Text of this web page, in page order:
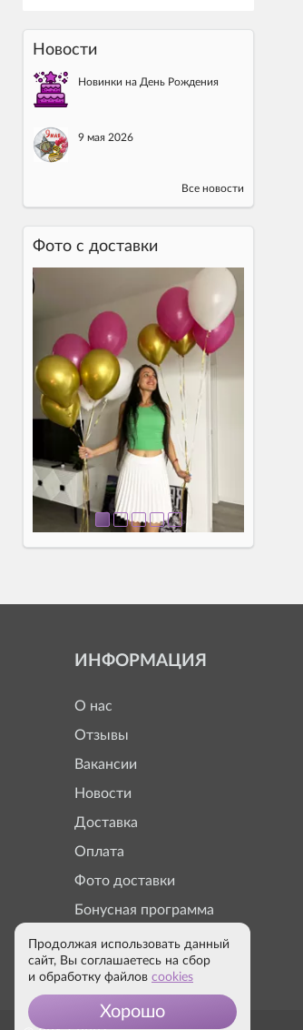
Новости
Новинки на День Рождения
9 мая 2026
Все новости
Фото c доставки
ИНФОРМАЦИЯ
О нас
Отзывы
Вакансии
Новости
Доставка
Оплата
Фото доставки
Бонусная программа
Продолжая использовать данный
сайт, Вы соглашаетесь на сбор
и обработку файлов cookies
Хорошо